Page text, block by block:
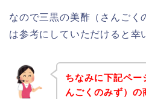
なので三黒の美酢（さんごく
は参考にしていただけると幸
ちなみに下記ペー
んごくのみず）の